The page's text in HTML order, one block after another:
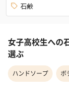
石鹸
女子高校生への
選ぶ
ハンドソープ ボ